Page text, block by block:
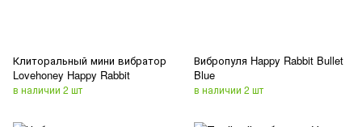
Клиторальный мини вибратор
Lovehoney Happy Rabbit
в наличии 2 шт
Вибропуля Happy Rabbit Bullet
Blue
в наличии 2 шт